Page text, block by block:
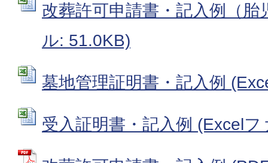
改葬許可申請書・記入例（胎
ル: 51.0KB)
墓地管理証明書・記入例
受入証明書・記入例 (Excel